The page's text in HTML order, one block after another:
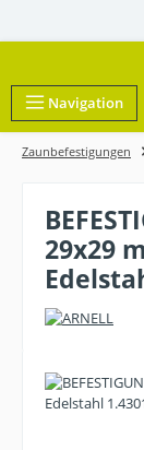
Zum Hauptinhalt
Navigation
Zaunbefestigungen
29x29
Bildergalerie